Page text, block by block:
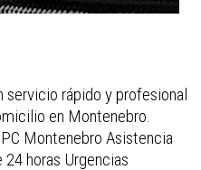
rápido y profesional
en Montenebro.
Montenebro Asistencia
horas Urgencias